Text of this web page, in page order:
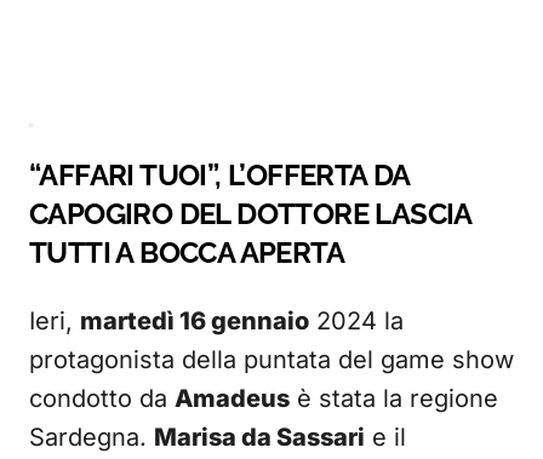
“AFFARI TUOI”, L’OFFERTA DA
CAPOGIRO DEL DOTTORE LASCIA
TUTTI A BOCCA APERTA
Ieri, martedì 16 gennaio 2024 la
protagonista della puntata del game show
condotto da Amadeus è stata la regione
Sardegna. Marisa da Sassari e il